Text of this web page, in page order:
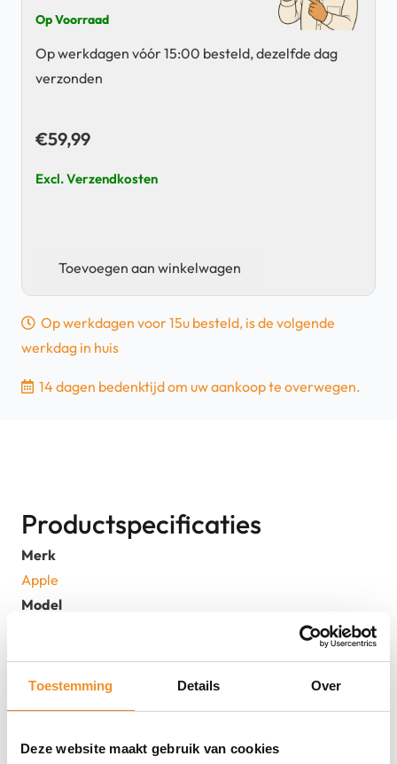
Toestemming Details Over
Deze website maakt gebruik van cookies
Op Voorraad
Op werkdagen vóór 15:00 besteld, dezelfde dag
verzonden
€59,99
Excl. Verzendkosten
Magic
-
QWERTY
-
Toevoegen aan winkelwagen
Op werkdagen voor 15u besteld, is de volgende
werkdag in huis
14 dagen bedenktijd om uw aankoop te overwegen.
Productspecificaties
Merk
Apple
Model
Apple Magic Keyboard met numeriek toetsenblok
2dehands
EAN